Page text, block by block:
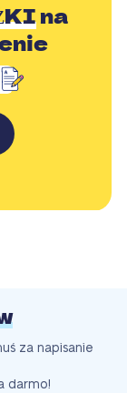
na
za napisanie
darmo!